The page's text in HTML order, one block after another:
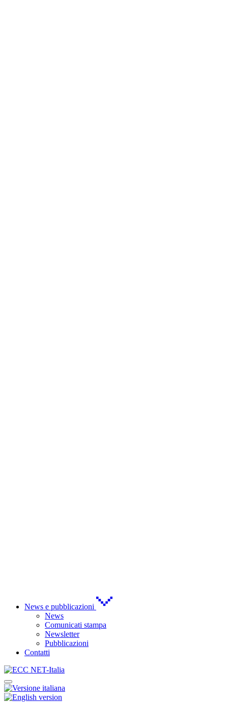
News e pubblicazioni
News
Comunicati stampa
Newsletter
Pubblicazioni
Contatti